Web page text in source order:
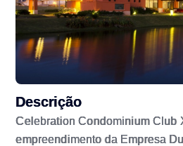
Descrição
Celebration Condominium Club
empreendimento da Empresa